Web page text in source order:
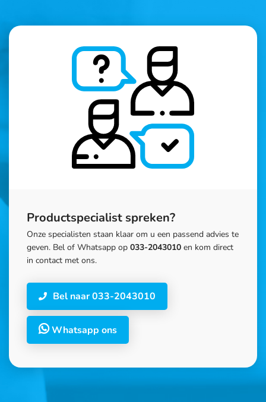
Productspecialist spreken?
Onze specialisten staan klaar om u een passend advies te
geven. Bel of Whatsapp op 033-2043010 en kom direct
in contact met ons.
Bel naar 033-2043010
Whatsapp ons